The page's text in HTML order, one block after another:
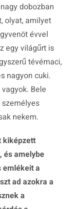
dobozban
olyat, amilyet
évvel
egy világűrt is
tévémaci,
nagyon cuki.
Bele
nekem.
kiképzett
és amelybe
emlékeit a
ad azokra a
a